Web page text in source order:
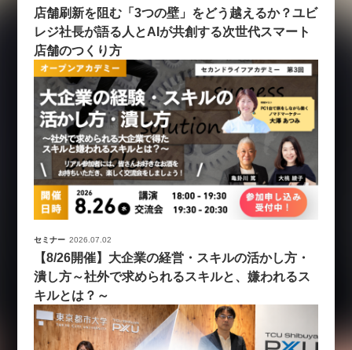
店舗刷新を阻む「3つの壁」をどう越えるか？ユビ
レジ社長が語る人とAIが共創する次世代スマート
店舗のつくり方
セミナー 2026.07.02
【8/26開催】大企業の経営・スキルの活かし方・
潰し方～社外で求められるスキルと、嫌われるス
キルとは？～